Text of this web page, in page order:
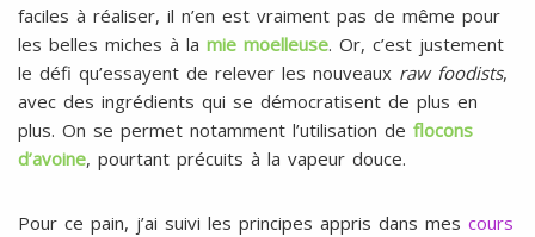
faciles à réaliser, il n’en est vraiment pas de même pour
les belles miches à la mie moelleuse. Or, c’est justement
le défi qu’essayent de relever les nouveaux raw foodists,
avec des ingrédients qui se démocratisent de plus en
plus. On se permet notamment l’utilisation de flocons
d’avoine, pourtant précuits à la vapeur douce.
Pour ce pain, j’ai suivi les principes appris dans mes cours